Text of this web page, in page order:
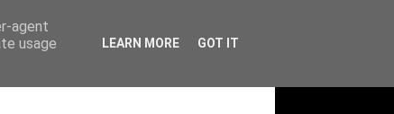
agent
usage
LEARN MORE GOT IT